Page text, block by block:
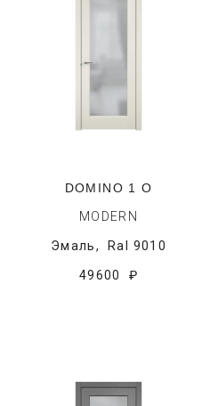
DOMINO 1 O
MODERN
Эмаль, Ral 9010
49600 ₽